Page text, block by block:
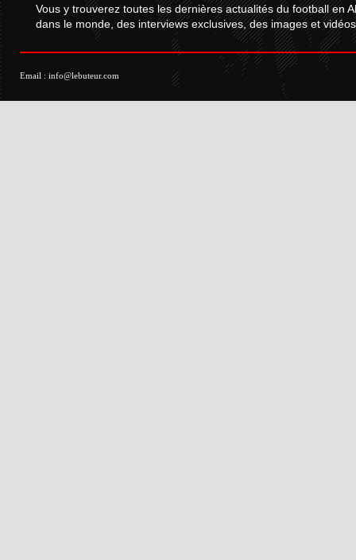
Vous y trouverez toutes les dernières actualités du football en
dans le monde, des interviews exclusives, des images et
Email : info@lebuteur.com